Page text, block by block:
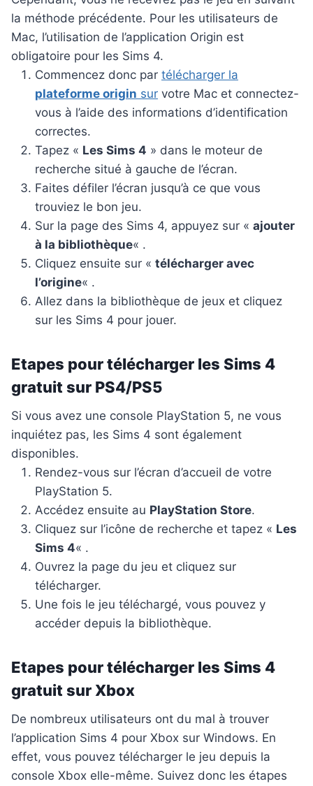
la méthode précédente. Pour les utilisateurs de
Mac, l’utilisation de l’application Origin est
obligatoire pour les Sims 4.
Commencez donc par télécharger la
plateforme origin sur votre Mac et connectez-
vous à l’aide des informations d’identification
correctes.
Tapez « Les Sims 4 » dans le moteur de
recherche situé à gauche de l’écran.
Faites défiler l’écran jusqu’à ce que vous
trouviez le bon jeu.
Sur la page des Sims 4, appuyez sur « ajouter
à la bibliothèque« .
Cliquez ensuite sur « télécharger avec
l’origine« .
Allez dans la bibliothèque de jeux et cliquez
sur les Sims 4 pour jouer.
Etapes pour télécharger les Sims 4
gratuit sur PS4/PS5
Si vous avez une console PlayStation 5, ne vous
inquiétez pas, les Sims 4 sont également
disponibles.
Rendez-vous sur l’écran d’accueil de votre
PlayStation 5.
Accédez ensuite au PlayStation Store.
Cliquez sur l’icône de recherche et tapez « Les
Sims 4« .
Ouvrez la page du jeu et cliquez sur
télécharger.
Une fois le jeu téléchargé, vous pouvez y
accéder depuis la bibliothèque.
Etapes pour télécharger les Sims 4
gratuit sur Xbox
De nombreux utilisateurs ont du mal à trouver
l’application Sims 4 pour Xbox sur Windows. En
effet, vous pouvez télécharger le jeu depuis la
console Xbox elle-même. Suivez donc les étapes